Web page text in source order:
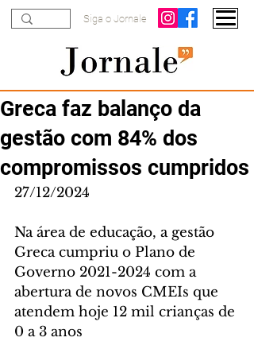
Siga o Jornale
Greca faz balanço da
gestão com 84% dos
compromissos cumpridos
27/12/2024
Na área de educação, a gestão
Greca cumpriu o Plano de
Governo 2021-2024 com a
abertura de novos CMEIs que
atendem hoje 12 mil crianças de
0 a 3 anos